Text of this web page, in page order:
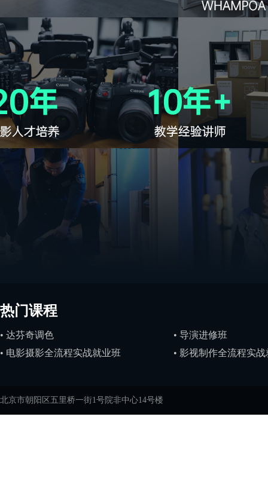
热门课程
• 达芬奇调色
• 导演进修班
• 电影摄影全流程实战就业班
• 影视制作全流程实
北京市朝阳区五里桥一街1号院非中心14号楼